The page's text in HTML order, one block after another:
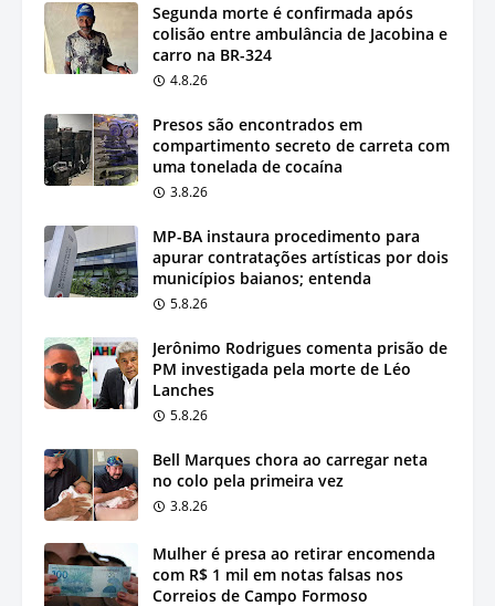
Segunda morte é confirmada após
colisão entre ambulância de Jacobina e
carro na BR-324
4.8.26
Presos são encontrados em
compartimento secreto de carreta com
uma tonelada de cocaína
3.8.26
MP-BA instaura procedimento para
apurar contratações artísticas por dois
municípios baianos; entenda
5.8.26
Jerônimo Rodrigues comenta prisão de
PM investigada pela morte de Léo
Lanches
5.8.26
Bell Marques chora ao carregar neta
no colo pela primeira vez
3.8.26
Mulher é presa ao retirar encomenda
com R$ 1 mil em notas falsas nos
Correios de Campo Formoso